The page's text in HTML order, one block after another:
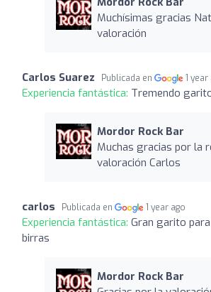
Muchísimas gracias
valoración
Carlos Suarez Publicada en 1 year
Experiencia fantástica: Tremendo
Mordor Rock Bar
Muchas gracias por la
valoración Carlos
carlos Publicada en 1 year ago
Experiencia fantástica: Gran garito
birras
Mordor Rock Bar